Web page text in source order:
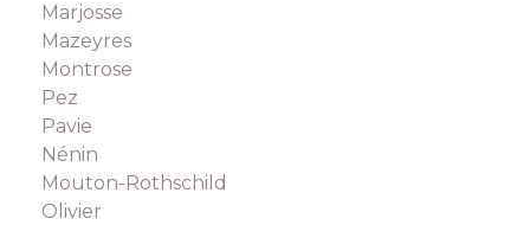
Marjosse
Mazeyres
Montrose
Pez
Pavie
Nénin
Mouton-Rothschild
Olivier